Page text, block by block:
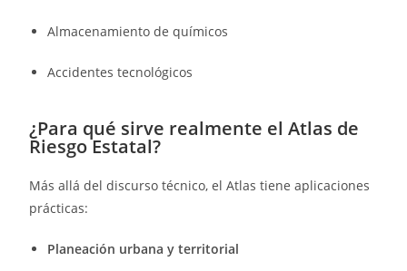
Almacenamiento de químicos
Accidentes tecnológicos
¿Para qué sirve realmente el Atlas de
Riesgo Estatal?
Más allá del discurso técnico, el Atlas tiene aplicaciones
prácticas:
Planeación urbana y territorial